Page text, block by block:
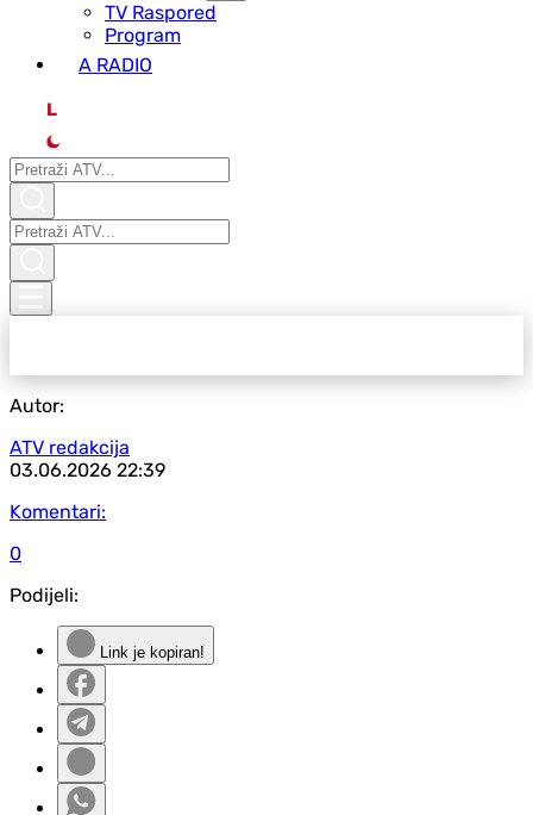
ТV Raspored
Program
A RADIO
L
Autor:
ATV redakcija
03.06.2026 22:39
Komentari:
0
Podijeli:
Link je kopiran!